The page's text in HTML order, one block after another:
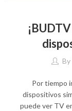
By
Por tiempo
dispositivos
puede ver TV